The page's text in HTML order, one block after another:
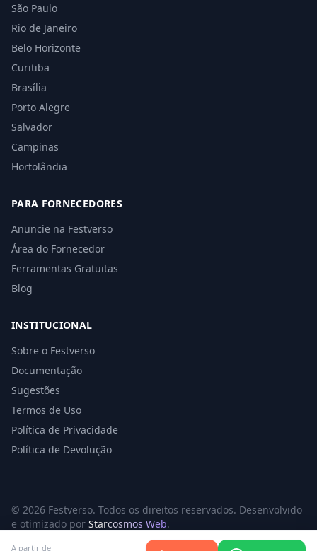
A partir de
São Paulo
Rio de Janeiro
Belo Horizonte
Curitiba
Brasília
Porto Alegre
Salvador
Campinas
Hortolândia
PARA FORNECEDORES
Anuncie na Festverso
Área do Fornecedor
Ferramentas Gratuitas
Blog
INSTITUCIONAL
Sobre o Festverso
Documentação
Sugestões
Termos de Uso
Política de Privacidade
Política de Devolução
© 2026 Festverso. Todos os direitos reservados. Desenvolvido
e otimizado por Starcosmos Web.
Política de Privacidade·Política de Devolução